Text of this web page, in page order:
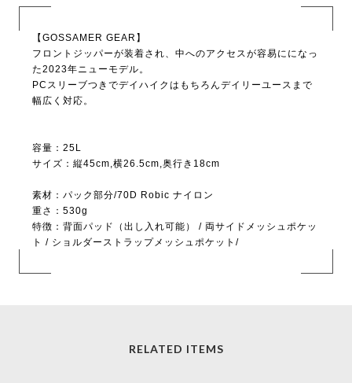
【GOSSAMER GEAR】
フロントジッパーが装着され、中へのアクセスが容易にになっ
た2023年ニューモデル。
PCスリーブつきでデイハイクはもちろんデイリーユースまで
幅広く対応。
容量：25L
サイズ：縦45cm,横26.5cm,奥行き18cm
素材：パック部分/70D Robic ナイロン
重さ：530g
特徴：背面パッド（出し入れ可能） / 両サイドメッシュポケッ
ト / ショルダーストラップメッシュポケット/
RELATED ITEMS